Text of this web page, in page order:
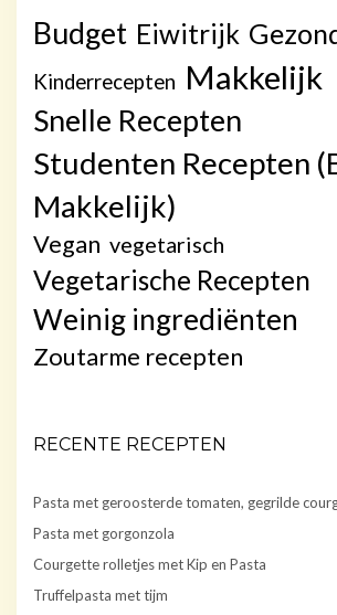
Budget Eiwitrijk
Kinderrecepten Makkelijk
Snelle Recepten
Studenten Recepten
Makkelijk)
Vegan vegetarisch
Vegetarische Recepten
Weinig ingrediënten
Zoutarme recepten
RECENTE RECEPTEN
Pasta met geroosterde tomaten, gegrilde
Pasta met gorgonzola
Courgette rolletjes met Kip en Pasta
Truffelpasta met tijm